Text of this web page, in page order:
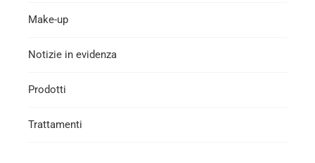
Make-up
Notizie in evidenza
Prodotti
Trattamenti